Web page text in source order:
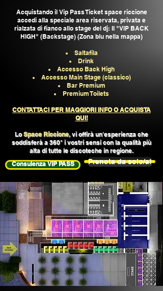
Acquistando il Vip Pass Ticket space riccione
accedi alla speciale area riservata, privata e
rialzata di fianco allo stage del dj: Il "VIP BACK
HIGH" (Backstage) (Zona blu nella mappa)
Saltafila
Drink
Accesso Back High
Accesso Main Stage (classico)
Bar Premium
Premium Toilets
CONTATTACI PER MAGGIORI INFO O ACQUISTA
QUI!
LoSpace Riccione, vi offirà un'esperienza che
soddisferà a 360° i vostri sensi con la qualità più
alta di tutte le discoteche in regione.
Consulenza VIP PASS Prenota da solo/a!